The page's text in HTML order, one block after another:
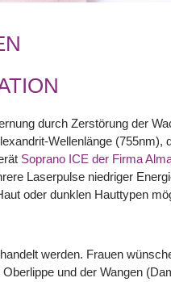
durch Zerstörung der
Wellenlänge (755nm),
Soprano ICE der Firma
Laserpulse niedriger
oder dunklen Hauttypen
werden. Frauen
und der Wangen